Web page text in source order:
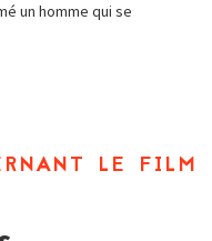
un homme qui se
le film